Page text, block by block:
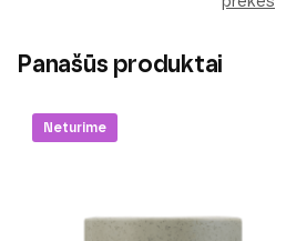
Panašūs produktai
Neturime